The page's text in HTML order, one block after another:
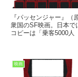
『パッセンジャー』
衆国のSF映画。日本では2017
コピーは「乗客5000
映画